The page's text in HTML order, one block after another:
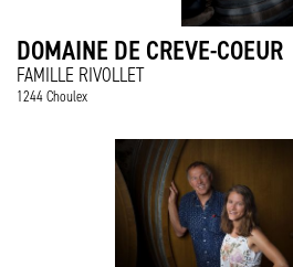
DOMAINE DE CREVE-COEUR
FAMILLE RIVOLLET
1244 Choulex